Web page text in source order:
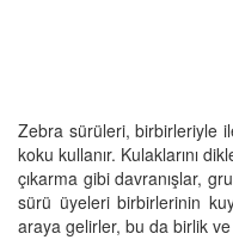
Zebra sürüleri, birbirleriyle
koku kullanır. Kulaklarını
çıkarma gibi davranışlar,
sürü üyeleri birbirlerinin
araya gelirler, bu da birlik